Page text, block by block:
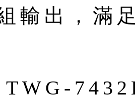
輸出，滿
TWG-